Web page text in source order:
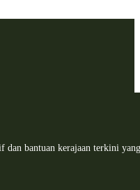
dan bantuan kerajaan terkini